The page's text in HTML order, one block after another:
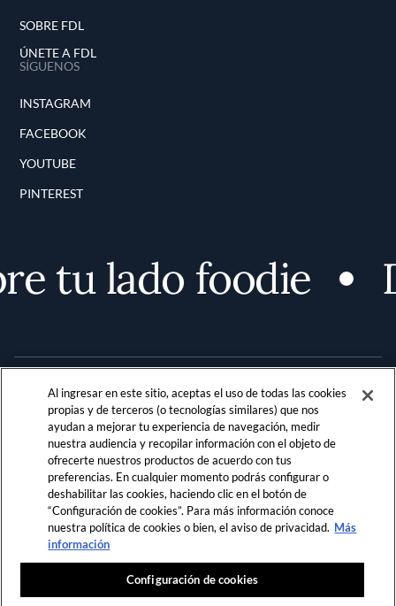
SOBRE FDL
ÚNETE A FDL
SÍGUENOS
INSTAGRAM
FACEBOOK
YOUTUBE
PINTEREST
tu lado foodie
Terms and Conditions
PRIVACIDAD
REGLAMENTO DE LA COMUNIDAD
LOCATION & LANGUAGE
Al ingresar en este sitio, aceptas el uso de todas las cookies
propias y de terceros (o tecnologías similares) que nos
ayudan a mejorar tu experiencia de navegación, medir
nuestra audiencia y recopilar información con el objeto de
ofrecerte nuestros productos de acuerdo con tus
preferencias. En cualquier momento podrás configurar o
deshabilitar las cookies, haciendo clic en el botón de
“Configuración de cookies”. Para más información conoce
nuestra política de cookies o bien, el aviso de privacidad. Más
información
Configuración de cookies